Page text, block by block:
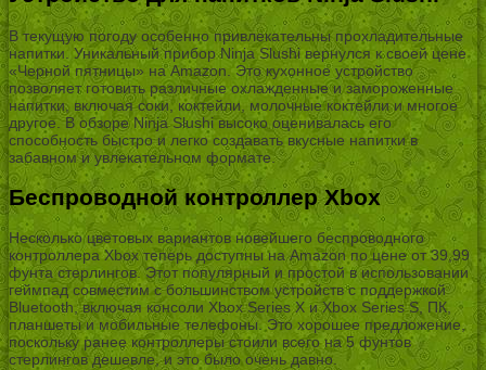
В текущую погоду особенно привлекательны прохладительные
напитки. Уникальный прибор Ninja Slushi вернулся к своей цене
«Черной пятницы» на Amazon. Это кухонное устройство
позволяет готовить различные охлажденные и замороженные
напитки, включая соки, коктейли, молочные коктейли и многое
другое. В обзоре Ninja Slushi высоко оценивалась его
способность быстро и легко создавать вкусные напитки в
забавном и увлекательном формате.
Беспроводной контроллер Xbox
Несколько цветовых вариантов новейшего беспроводного
контроллера Xbox теперь доступны на Amazon по цене от 39,99
фунта стерлингов. Этот популярный и простой в использовании
геймпад совместим с большинством устройств с поддержкой
Bluetooth, включая консоли Xbox Series X и Xbox Series S, ПК,
планшеты и мобильные телефоны. Это хорошее предложение,
поскольку ранее контроллеры стоили всего на 5 фунтов
стерлингов дешевле, и это было очень давно.